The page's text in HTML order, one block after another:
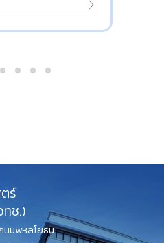
ร์
ทช.)
นนพหลโยธิน